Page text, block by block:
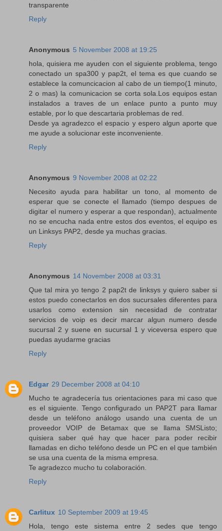
transparente
Reply
Anonymous 5 November 2008 at 19:25
hola, quisiera me ayuden con el siguiente problema, tengo
conectado un spa300 y pap2t, el tema es que cuando se
establece la comuncicacion al cabo de un tiempo(1 minuto,
2 o mas) la comunicacion se corta sola.Los equipos estan
instalados a traves de un enlace punto a punto muy
estable, por lo que descartaria problemas de red.
Desde ya agradezco el espacio y espero algun aporte que
me ayude a solucionar este inconveniente.
Reply
Anonymous 9 November 2008 at 02:22
Necesito ayuda para habilitar un tono, al momento de
esperar que se conecte el llamado (tiempo despues de
digitar el numero y esperar a que respondan), actualmente
no se encucha nada entre estos dos eventos, el equipo es
un Linksys PAP2, desde ya muchas gracias.
Reply
Anonymous 14 November 2008 at 03:31
Que tal mira yo tengo 2 pap2t de linksys y quiero saber si
estos puedo conectarlos en dos sucursales diferentes para
usarlos como extension sin necesidad de contratar
servicios de voip es decir marcar algun numero desde
sucursal 2 y suene en sucursal 1 y viceversa espero que
puedas ayudarme gracias
Reply
Edgar 29 December 2008 at 04:10
Mucho te agradecería tus orientaciones para mi caso que
es el siguiente. Tengo configurado un PAP2T para llamar
desde un teléfono análogo usando una cuenta de un
proveedor VOIP de Betamax que se llama SMSListo;
quisiera saber qué hay que hacer para poder recibir
llamadas en dicho teléfono desde un PC en el que también
se usa una cuenta de la misma empresa.
Te agradezco mucho tu colaboración.
Reply
Carlitux 10 September 2009 at 19:45
Hola, tengo este sistema entre 2 sedes que tengo